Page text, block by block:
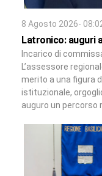
8 Agosto 2026-
Latronico: auguri
Incarico di
L’assessore
merito a una figura
istituzionale,
auguro un percorso